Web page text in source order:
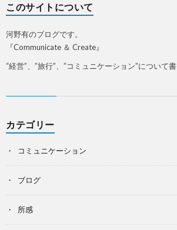
このサイトについて
河野有のブログです。
『Communicate ＆ Create』
“経営”、”旅行”、”コミュニケーション”について
カテゴリー
コミュニケーション
ブログ
所感